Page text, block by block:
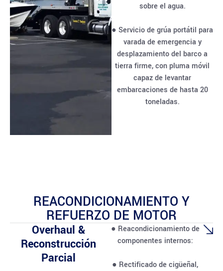
sobre el agua.
● Servicio de grúa portátil para
varada de emergencia y
desplazamiento del barco a
tierra firme, con pluma móvil
capaz de levantar
embarcaciones de hasta 20
toneladas.
REACONDICIONAMIENTO Y
REFUERZO DE MOTOR
Overhaul &
Reconstrucción
Parcial
● Reacondicionamiento de
componentes internos:
● Rectificado de cigüeñal,